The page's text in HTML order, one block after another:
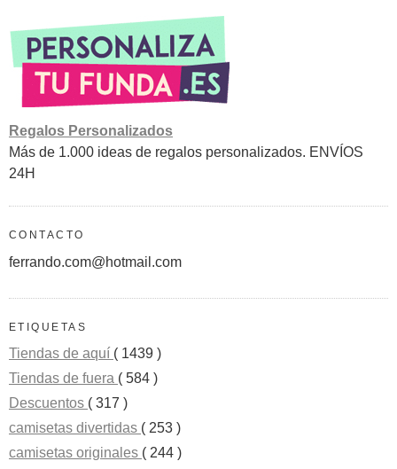
Regalos Personalizados
Más de 1.000 ideas de regalos personalizados. ENVÍOS
24H
CONTACTO
ferrando.com@hotmail.com
ETIQUETAS
Tiendas de aquí ( 1439 )
Tiendas de fuera ( 584 )
Descuentos ( 317 )
camisetas divertidas ( 253 )
camisetas originales ( 244 )